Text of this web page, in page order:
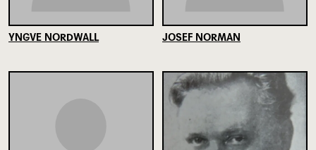
YNGVE NORDWALL JOSEF NORMAN